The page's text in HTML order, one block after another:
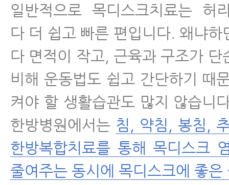
일반적으로 목디스크치료는 허
다 더 쉽고 빠른 편입니다. 왜냐하
다 면적이 작고, 근육과 구조가 단
비해 운동법도 쉽고 간단하기 때
켜야 할 생활습관도 많지 않습니
한방병원에서는 침, 약침, 봉침,
한방복합치료를 통해 목디스크
줄여주는 동시에 목디스크에 좋은